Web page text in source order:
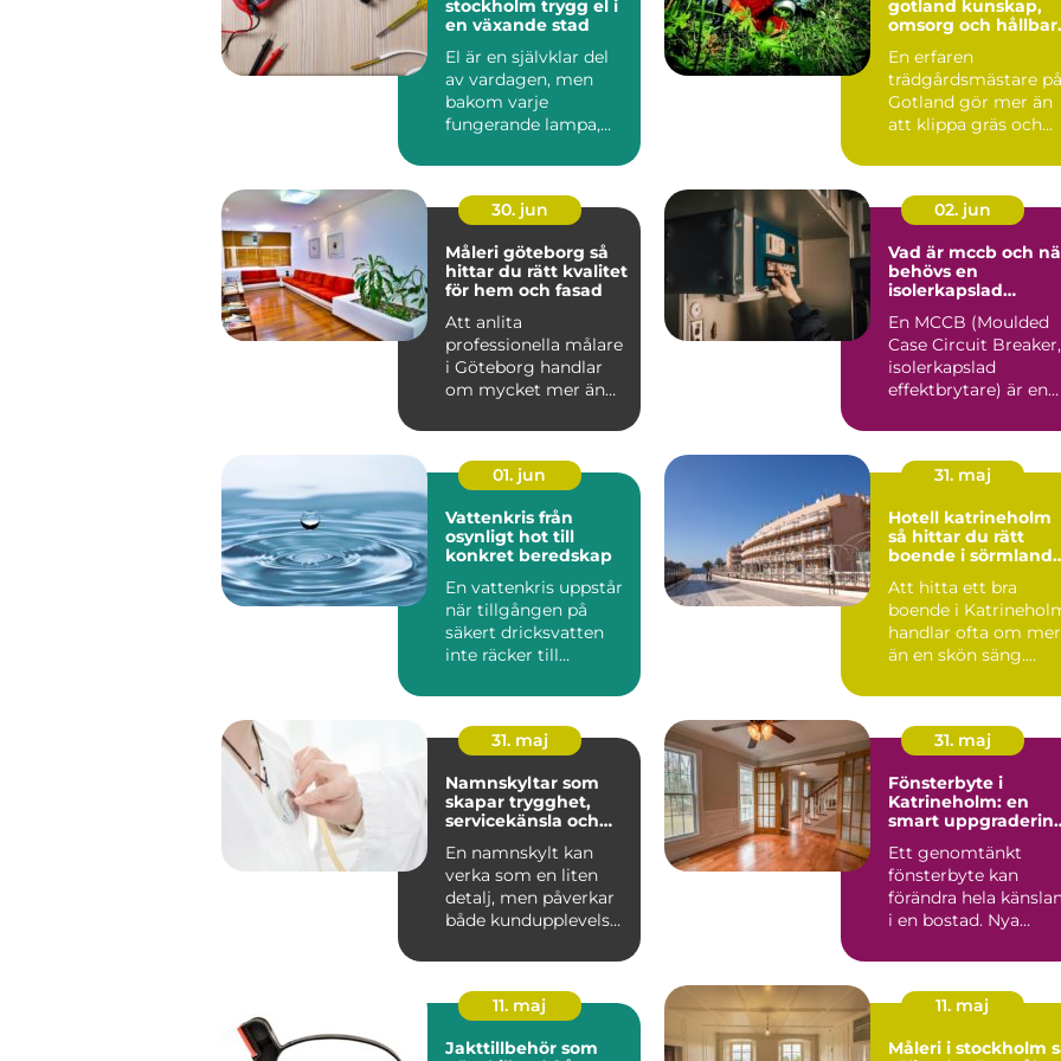
stockholm trygg el i
en växande stad
El är en självklar del
av vardagen, men
bakom varje
fungerande lampa,
ventilationsan...
gotland kunskap,
omsorg och hållbar
En erfaren
trädgårdsmästare på
Gotland gör mer än
att klippa gräs och
med kalk...
30. jun
Måleri göteborg så
hittar du rätt kvalitet
för hem och fasad
Att anlita
professionella målare
i Göteborg handlar
om mycket mer än
på vägga...
02. jun
Vad är mccb och
behövs en
isolerkapslad
En MCCB (Moulded
Case Circuit Breaker,
isolerkapslad
effektbrytare) är en
elin...
01. jun
Vattenkris från
osynligt hot till
konkret beredskap
En vattenkris uppstår
när tillgången på
säkert dricksvatten
inte räcker till
grundläggand...
31. maj
Hotell katrineholm
så hittar du rätt
boende i sörmlands
Att hitta ett bra
boende i
handlar ofta om mer
än en skön säng.
sta...
31. maj
Namnskyltar som
skapar trygghet,
servicekänsla och
En namnskylt kan
verka som en liten
detalj, men påverkar
både kundupplevelse,
v...
31. maj
Fönsterbyte i
Katrineholm: en
smart
Ett genomtänkt
fönsterbyte kan
förändra hela
i en bostad. Nya
11. maj
Jakttillbehör som
11. maj
Måleri i stockholm så